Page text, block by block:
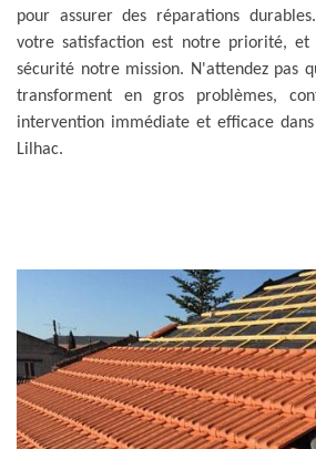
pour assurer des réparations
votre satisfaction est notre priorité, et
sécurité notre mission. N'attendez pas
transforment en gros problèmes,
intervention immédiate et efficace
Lilhac.